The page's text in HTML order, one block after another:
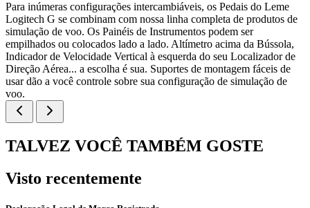
Para inúmeras configurações intercambiáveis, os Pedais do Leme
Logitech G se combinam com nossa linha completa de produtos de
simulação de voo. Os Painéis de Instrumentos podem ser
empilhados ou colocados lado a lado. Altímetro acima da Bússola,
Indicador de Velocidade Vertical à esquerda do seu Localizador de
Direção Aérea... a escolha é sua. Suportes de montagem fáceis de
usar dão a você controle sobre sua configuração de simulação de
voo.
TALVEZ VOCÊ TAMBÉM GOSTE
Visto recentemente